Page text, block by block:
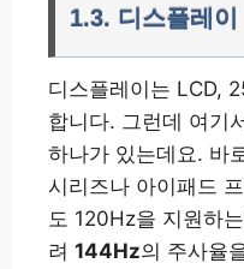
1.3. 디스플레이
디스플레이는 LCD,
합니다. 그런데 여기
하나가 있는데요. 바
시리즈나 아이패드
도 120Hz을 지원하
려 144Hz의 주사율